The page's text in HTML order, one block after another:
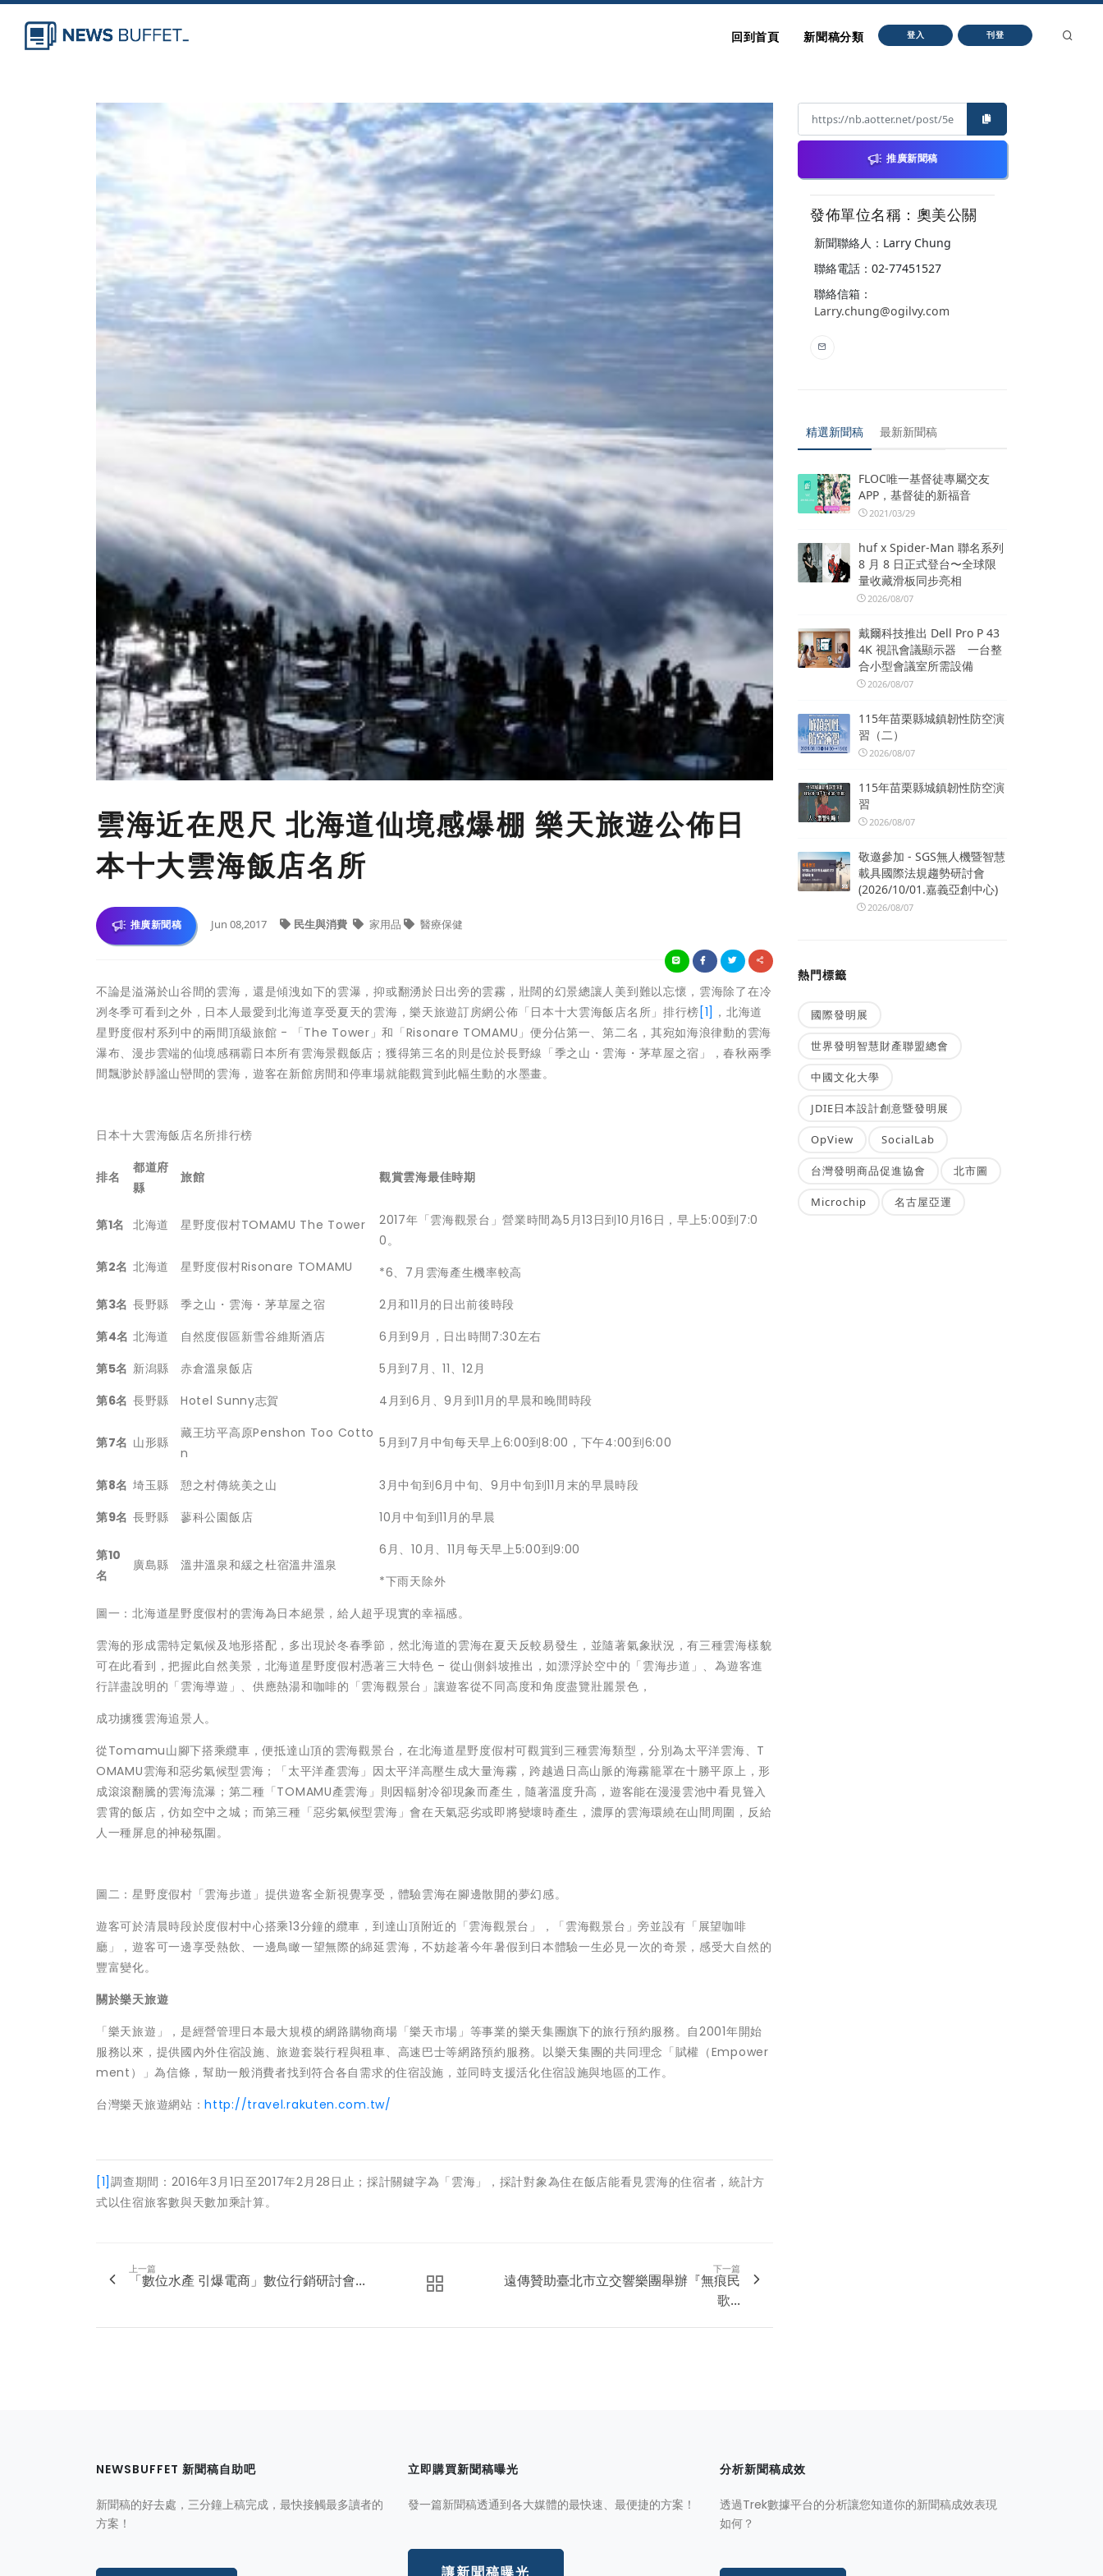
回到首頁 新聞稿分類 登入 刊登
雲海近在咫尺 北海道仙境感爆棚 樂天旅遊公佈日
本十大雲海飯店名所
推廣新聞稿 Jun 08,2017 民生與消費 家用品 醫療保健
不論是溢滿於山谷間的雲海，還是傾洩如下的雲瀑，抑或翻湧於日出旁的雲霧，壯闊的幻景總讓人美到難以忘懷，雲海除了在冷
冽冬季可看到之外，日本人最愛到北海道享受夏天的雲海，樂天旅遊訂房網公佈「日本十大雲海飯店名所」排行榜 [1] ，北海道
星野度假村系列中的兩間頂級旅館 - 「The Tower」和「Risonare TOMAMU」便分佔第一、第二名，其宛如海浪律動的雲海
瀑布、漫步雲端的仙境感稱霸日本所有雲海景觀飯店；獲得第三名的則是位於長野線「季之山・雲海・茅草屋之宿」，春秋兩季
間飄渺於靜謐山巒間的雲海，遊客在新館房間和停車場就能觀賞到此幅生動的水墨畫。
日本十大雲海飯店名所排行榜
排名
都道府
縣
旅館 觀賞雲海最佳時期
第1名 北海道 星野度假村TOMAMU The Tower
2017年「雲海觀景台」營業時間為5月13日到10月16日，早上5:00到7:0
0。
*6、7月雲海產生機率較高
第2名 北海道 星野度假村Risonare TOMAMU
第3名 長野縣 季之山・雲海・茅草屋之宿
2月和11月的日出前後時段
第4名 北海道 自然度假區新雪谷維斯酒店
6月到9月，日出時間7:30左右
第5名 新潟縣 赤倉溫泉飯店
5月到7月、11、12月
第6名 長野縣 Hotel Sunny志賀 4月到6月、9月到11月的早晨和晚間時段
第7名 山形縣
藏王坊平高原Penshon Too Cotto
n
5月到7月中旬每天早上6:00到8:00，下午4:00到6:00
第8名 埼玉縣 憩之村傳統美之山
3月中旬到6月中旬、9月中旬到11月末的早晨時段
第9名 長野縣 蓼科公園飯店 10月中旬到11月的早晨
第10
名
廣島縣 溫井溫泉和緩之杜宿溫井溫泉
6月、10月、11月每天早上5:00到9:00
*下雨天除外
圖一：北海道星野度假村的雲海為日本絕景，給人超乎現實的幸福感。
雲海的形成需特定氣候及地形搭配，多出現於冬春季節，然北海道的雲海在夏天反較易發生，並隨著氣象狀況，有三種雲海樣貌
可在此看到，把握此自然美景，北海道星野度假村憑著三大特色 – 從山側斜坡推出，如漂浮於空中的「雲海步道」、為遊客進
行詳盡說明的「雲海導遊」、供應熱湯和咖啡的「雲海觀景台」讓遊客從不同高度和角度盡覽壯麗景色，
成功擄獲雲海追景人。
從Tomamu山腳下搭乘纜車，便抵達山頂的雲海觀景台，在北海道星野度假村可觀賞到三種雲海類型，分別為太平洋雲海、T
OMAMU雲海和惡劣氣候型雲海；「太平洋產雲海」因太平洋高壓生成大量海霧，跨越過日高山脈的海霧籠罩在十勝平原上，形
成滾滾翻騰的雲海流瀑；第二種「TOMAMU產雲海」則因輻射冷卻現象而產生，隨著溫度升高，遊客能在漫漫雲池中看見聳入
雲霄的飯店，仿如空中之城；而第三種「惡劣氣候型雲海」會在天氣惡劣或即將變壞時產生，濃厚的雲海環繞在山間周圍，反給
人一種屏息的神秘氛圍。
圖二：星野度假村「雲海步道」提供遊客全新視覺享受，體驗雲海在腳邊散開的夢幻感。
遊客可於清晨時段於度假村中心搭乘13分鐘的纜車，到達山頂附近的「雲海觀景台」，「雲海觀景台」旁並設有「展望咖啡
廳」，遊客可一邊享受熱飲、一邊鳥瞰一望無際的綿延雲海，不妨趁著今年暑假到日本體驗一生必見一次的奇景，感受大自然的
豐富變化。
關於樂天旅遊
「樂天旅遊」，是經營管理日本最大規模的網路購物商場「樂天市場」等事業的樂天集團旗下的旅行預約服務。自2001年開始
服務以來，提供國內外住宿設施、旅遊套裝行程與租車、高速巴士等網路預約服務。以樂天集團的共同理念「賦權（Empower
ment）」為信條，幫助一般消費者找到符合各自需求的住宿設施，並同時支援活化住宿設施與地區的工作。
台灣樂天旅遊網站：http://travel.rakuten.com.tw/
[1]調查期間：2016年3月1日至2017年2月28日止；採計關鍵字為「雲海」，採計對象為住在飯店能看見雲海的住宿者，統計方
式以住宿旅客數與天數加乘計算。
上一篇
「數位水產 引爆電商」數位行銷研討會...
下一篇
遠傳贊助臺北市立交響樂團舉辦『無痕民
歌...
推廣新聞稿
發佈單位名稱：奧美公關
新聞聯絡人：Larry Chung
聯絡電話：02-77451527
聯絡信箱：
Larry.chung@ogilvy.com
精選新聞稿 最新新聞稿
FLOC唯一基督徒專屬交友
APP，基督徒的新福音
2021/03/29
huf x Spider-Man 聯名系列
8 月 8 日正式登台〜全球限
量收藏滑板同步亮相
2026/08/07
戴爾科技推出 Dell Pro P 43
4K 視訊會議顯示器 一台整
合小型會議室所需設備
2026/08/07
115年苗栗縣城鎮韌性防空演
習（二）
2026/08/07
115年苗栗縣城鎮韌性防空演
習
2026/08/07
敬邀參加 - SGS無人機暨智慧
載具國際法規趨勢研討會
(2026/10/01.嘉義亞創中心)
2026/08/07
熱門標籤
國際發明展
世界發明智慧財產聯盟總會
中國文化大學
JDIE日本設計創意暨發明展
OpView SocialLab
台灣發明商品促進協會 北市圖
Microchip 名古屋亞運
NEWSBUFFET 新聞稿自助吧
新聞稿的好去處，三分鐘上稿完成，最快接觸最多讀者的
方案！
立即購買新聞稿曝光
發一篇新聞稿透通到各大媒體的最快速、最便捷的方案！
分析新聞稿成效
透過Trek數據平台的分析讓您知道你的新聞稿成效表現
如何？